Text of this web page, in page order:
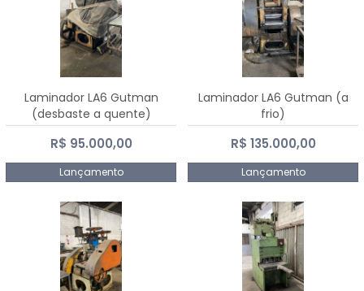
Laminador LA6 Gutman
(desbaste a quente)
R$ 95.000,00
Lançamento
Laminador LA6 Gutman (a
frio)
R$ 135.000,00
Lançamento